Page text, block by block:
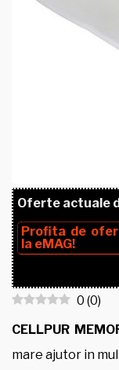
Oferte actuale
Profita de
la eMAG!
0 (0)
CELLPUR
mare ajutor in